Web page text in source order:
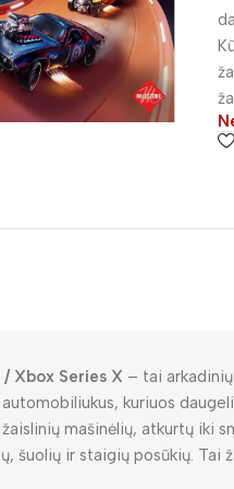
Xbox Series X – tai
kuriuos
mašinėlių, atkurtų iki
šuolių ir staigių posūkių. Tai